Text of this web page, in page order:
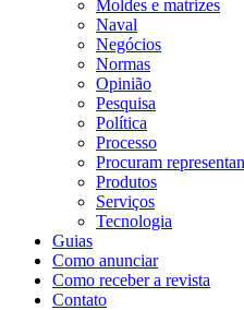
Moldes e matrizes
Naval
Negócios
Normas
Opinião
Pesquisa
Política
Processo
Procuram
Produtos
Serviços
Tecnologia
Guias
Como anunciar
Como receber a revista
Contato